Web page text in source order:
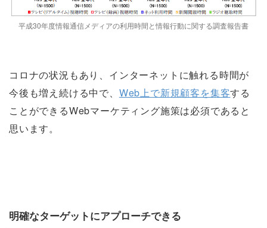
平成30年度情報通信メディアの利用時間と情報行動に関する調査報告書
コロナの状況もあり、インターネットに触れる時間が
今後も増え続ける中で、 Web上で新規顧客を集客する
ことができるWebマーケティング施策は必須であると
思います。
明確なターゲットにアプローチできる